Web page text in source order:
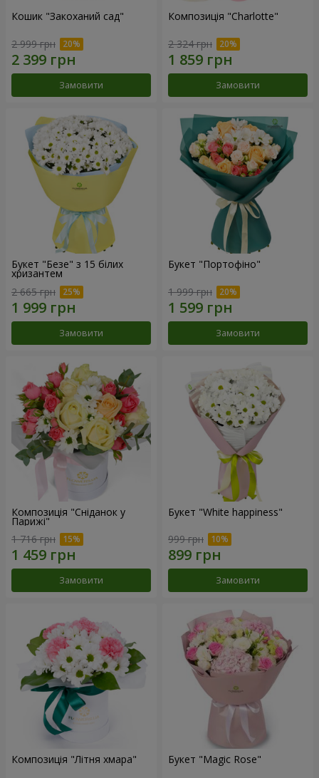
Кошик "Закоханий сад"
2 999 грн
Замовити
Композиція "Charlotte"
2 324 грн
Замовити
Букет "Безе" з 15 білих
хризантем
2 665 грн
Замовити
Букет "Портофіно"
1 999 грн
Замовити
Композиція "Сніданок у
Парижі"
1 716 грн
Замовити
Букет "White happiness"
999 грн
Замовити
Композиція "Літня хмара" Букет "Magic Rose"